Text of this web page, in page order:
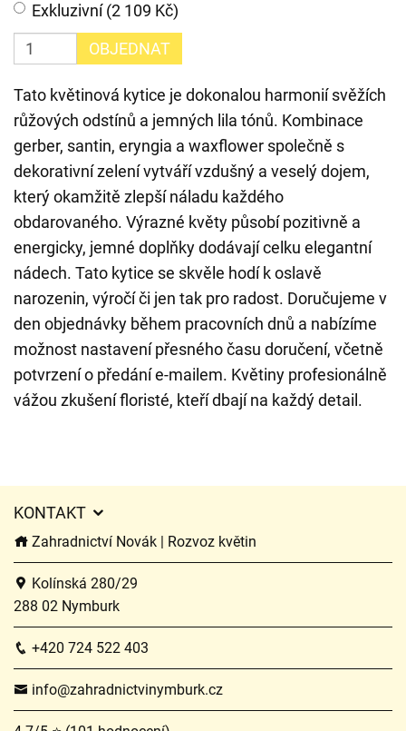
Exkluzivní (2 109 Kč)
OBJEDNAT
Tato květinová kytice je dokonalou harmonií svěžích
růžových odstínů a jemných lila tónů. Kombinace
gerber, santin, eryngia a waxflower společně s
dekorativní zelení vytváří vzdušný a veselý dojem,
který okamžitě zlepší náladu každého
obdarovaného. Výrazné květy působí pozitivně a
energicky, jemné doplňky dodávají celku elegantní
nádech. Tato kytice se skvěle hodí k oslavě
narozenin, výročí či jen tak pro radost. Doručujeme v
den objednávky během pracovních dnů a nabízíme
možnost nastavení přesného času doručení, včetně
potvrzení o předání e-mailem. Květiny profesionálně
vážou zkušení floristé, kteří dbají na každý detail.
KONTAKT
Zahradnictví Novák | Rozvoz květin
Kolínská 280/29
288 02 Nymburk
+420 724 522 403
info@zahradnictvinymburk.cz